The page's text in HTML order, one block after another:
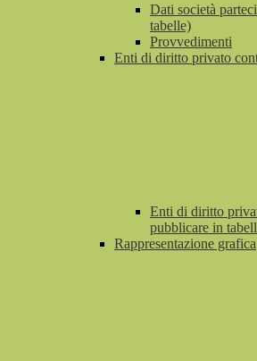
Dati società
tabelle)
Provvedimenti
Enti di diritto privato
Enti di diritto
pubblicare in
Rappresentazione grafica